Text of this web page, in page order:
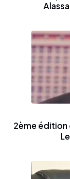
2ème édition